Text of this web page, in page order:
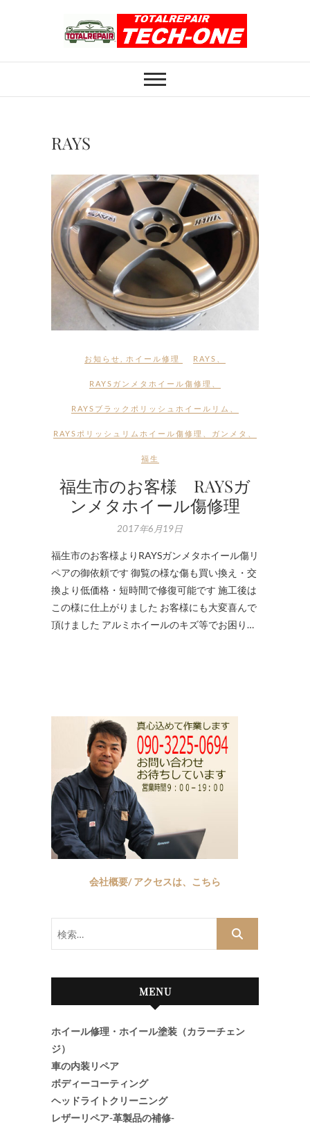
ホイール修理のト
ータルリペアテッ
RAYS
お知らせ ホイール修理 RAYS
RAYSガンメタホイール傷修理
RAYSブラックポリッシュホイールリム
RAYSポリッシュリムホイール傷修理 ガンメタ
福生
福生市のお客様 RAYSガ
ンメタホイール傷修理
2017年6月19日
福生市のお客様よりRAYSガンメタホイール傷リ
ペアの御依頼です 御覧の様な傷も買い換え・交
換より低価格・短時間で修復可能です 施工後は
この様に仕上がりました お客様にも大変喜んで
頂けました アルミホイールのキズ等でお困り…
会社概要/ アクセスは、こちら
MENU
ホイール修理・ホイール塗装（カラーチェン
ジ）
車の内装リペア
ボディーコーティング
ヘッドライトクリーニング
レザーリペア-革製品の補修-